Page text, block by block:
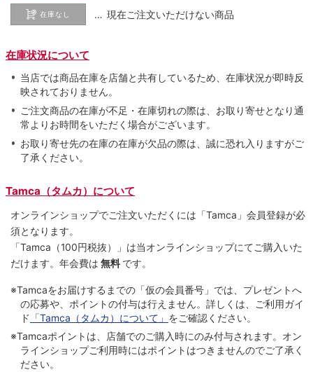
在庫なし … 現在ご注文いただけない商品
在庫状況について
当店では商品在庫を店舗と共有しているため、在庫状況が即時反
映されておりません。
ご注文商品の在庫が不足・在庫切れの際は、お取り寄せとなり通
常よりお時間をいただく場合がございます。
お取り寄せ先の在庫の在庫が欠品の際は、誠に恐れ入りますがご
了承ください。
Tamca（タムカ）について
オンラインショップでご注⽂いただくには「Tamca」会員登録が必
須となります。
「Tamca （100円税抜）
」は当オンラインショップにてご購⼊いた
だけます。 年会費は 無料 です。
※Tamcaをお届けするまでの「仮の会員番号」では、プレゼントへ
の応募や、ポイントの付与は⾏えません。詳しくは、ご利⽤ガイ
ド 「Tamca（タムカ）について」 をご確認ください。
※Tamcaポイントは、店舗でのご購⼊時にのみ付与されます。オン
ラインショップご利用時にはポイントはつきませんのでご了承く
ださい。